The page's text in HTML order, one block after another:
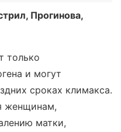
Прогинова,
только
и могут
сроках климакса.
женщинам,
матки,